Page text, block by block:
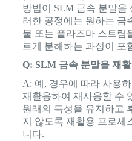
방법이 SLM 금속 분말을
러한 공정에는 원하는 금
물 또는 플라즈마 스트림
르게 분해하는 과정이 포
Q: SLM 금속 분말을 재
A: 예, 경우에 따라 사용
재활용하여 재사용할 수
원래의 특성을 유지하고
지 않도록 재활용 프로세
니다.